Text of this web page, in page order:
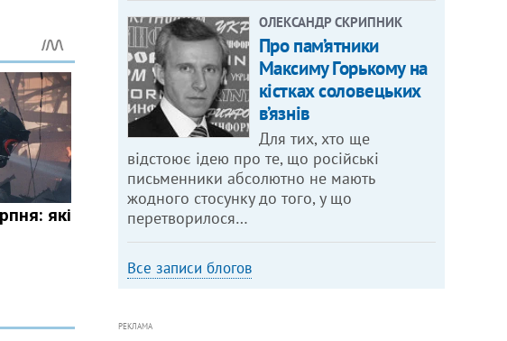
ОЛЕКСАНДР СКРИПНИК
Про пам’ятники
Максиму Горькому на
кістках соловецьких
в’язнів
Для тих, хто ще
відстоює ідею про те, що російські
письменники абсолютно не мають
жодного стосунку до того, у що
перетворилося…
Все записи блогов
РЕКЛАМА